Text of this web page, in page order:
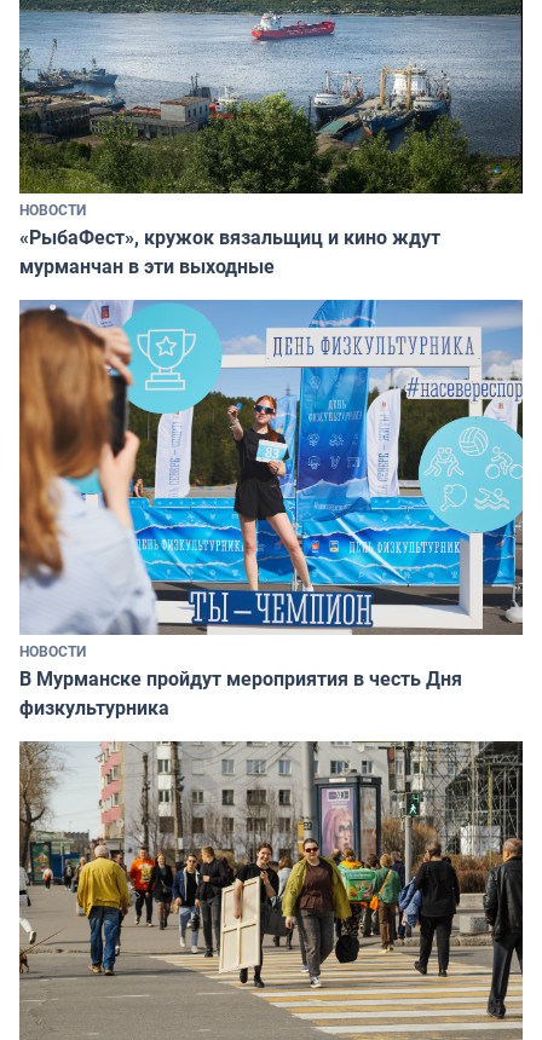
НОВОСТИ
«РыбаФест», кружок вязальщиц и кино ждут
мурманчан в эти выходные
НОВОСТИ
В Мурманске пройдут мероприятия в честь Дня
физкультурника